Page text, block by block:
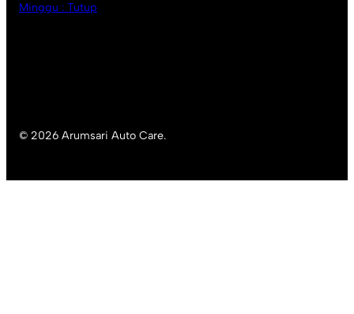
Minggu : Tutup
© 2026 Arumsari Auto Care.